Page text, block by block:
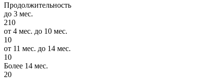
Продолжительность
до 3 мес.
210
от 4 мес. до 10 мес.
10
от 11 мес. до 14 мес.
10
Более 14 мес.
20